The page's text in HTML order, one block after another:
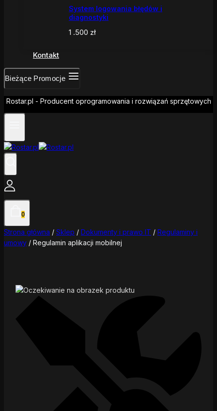
System logowania błędów i
diagnostyki
1 .500 zł
Kontakt
Bieżące Promocje
Rostar.pl - Producent oprogramowania i rozwiązań sprzętowych
0
Strona główna / Sklep / Dokumenty i prawo IT / Regulaminy i
umowy / Regulamin aplikacji mobilnej